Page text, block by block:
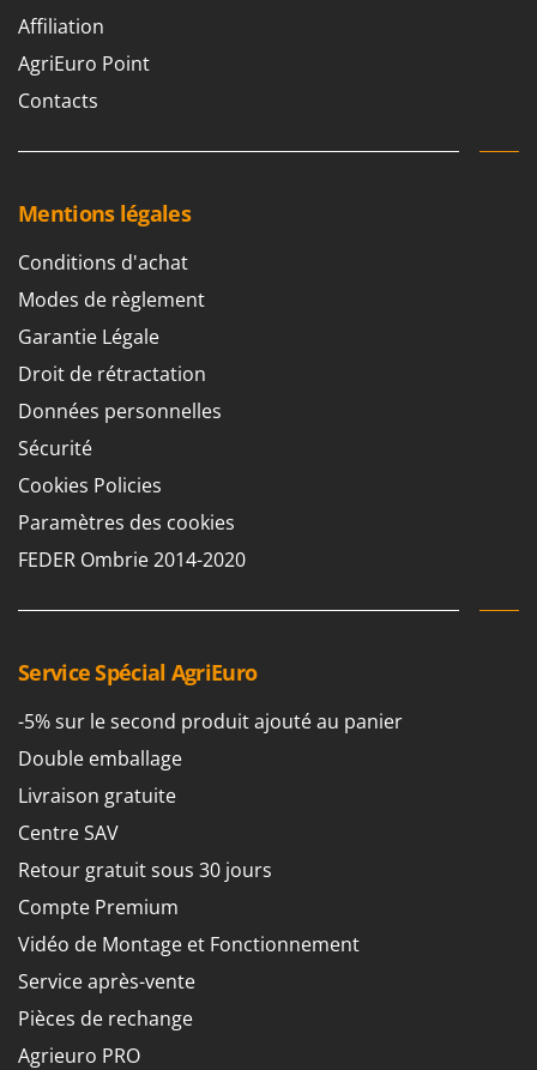
New O.M.R.A.
Nilfisk
Novital
NuovaFac
O
Officine Savioli
Oliviero
Olix
OMA
Omas
Ompagrill
Ooni
Oriental Koshin
Palumbo Pavi
Partisani
Paterlini
Philips
Pramac
Prismafood
R
R.G.V.
Rato
Reber
Redback
Affiliation
AgriEuro Point
Contacts
Mentions légales
Conditions d'achat
Modes de règlement
Garantie Légale
Droit de rétractation
Données personnelles
Sécurité
Cookies Policies
Paramètres des cookies
FEDER Ombrie 2014-2020
Service Spécial AgriEuro
-5% sur le second produit ajouté au panier
Double emballage
Livraison gratuite
Centre SAV
Retour gratuit sous 30 jours
Compte Premium
Vidéo de Montage et Fonctionnement
Service après-vente
Pièces de rechange
Agrieuro PRO